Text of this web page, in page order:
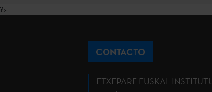
?>
CONTACTO
ETXEPARE EUSKAL